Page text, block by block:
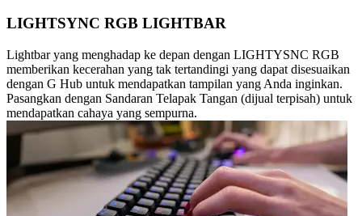
LIGHTSYNC RGB LIGHTBAR
Lightbar yang menghadap ke depan dengan LIGHTYSNC RGB
memberikan kecerahan yang tak tertandingi yang dapat disesuaikan
dengan G Hub untuk mendapatkan tampilan yang Anda inginkan.
Pasangkan dengan Sandaran Telapak Tangan (dijual terpisah) untuk
mendapatkan cahaya yang sempurna.